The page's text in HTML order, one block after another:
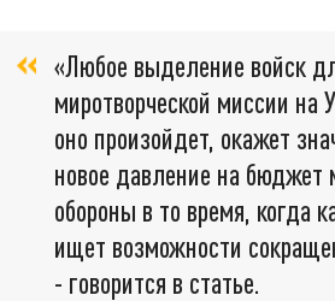
«Любое выделение войск
миротворческой миссии на
оно произойдет, окажет
новое давление на бюджет
обороны в то время, когда
ищет возможности
- говорится в статье.